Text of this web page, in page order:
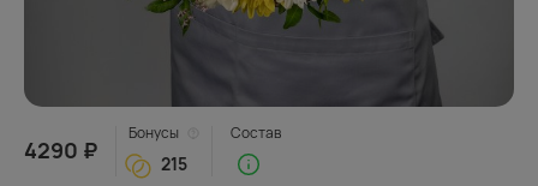
4290 ₽
Бонусы
215
Состав